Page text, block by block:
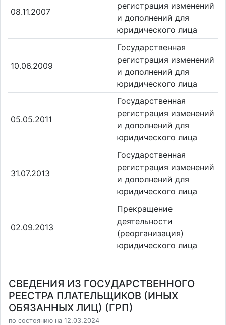
08.11.2007
регистрация изменений
и дополнений для
юридического лица
10.06.2009
Государственная
регистрация изменений
и дополнений для
юридического лица
05.05.2011
Государственная
регистрация изменений
и дополнений для
юридического лица
31.07.2013
Государственная
регистрация изменений
и дополнений для
юридического лица
02.09.2013
Прекращение
деятельности
(реорганизация)
юридического лица
СВЕДЕНИЯ ИЗ ГОСУДАРСТВЕННОГО
РЕЕСТРА ПЛАТЕЛЬЩИКОВ (ИНЫХ
ОБЯЗАННЫХ ЛИЦ) (ГРП)
по состоянию на 12.03.2024